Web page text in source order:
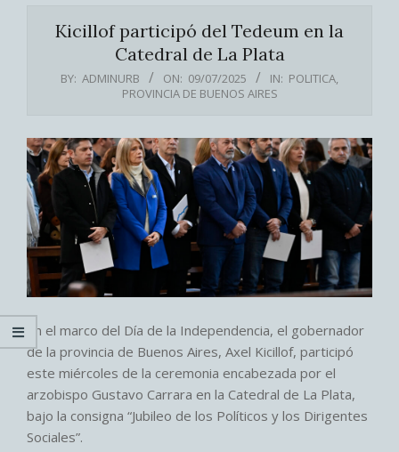
Kicillof participó del Tedeum en la
Catedral de La Plata
BY: ADMINURB ON: 09/07/2025 IN: POLITICA,
PROVINCIA DE BUENOS AIRES
En el marco del Día de la Independencia, el gobernador
de la provincia de Buenos Aires, Axel Kicillof, participó
este miércoles de la ceremonia encabezada por el
arzobispo Gustavo Carrara en la Catedral de La Plata,
bajo la consigna “Jubileo de los Políticos y los Dirigentes
Sociales”.